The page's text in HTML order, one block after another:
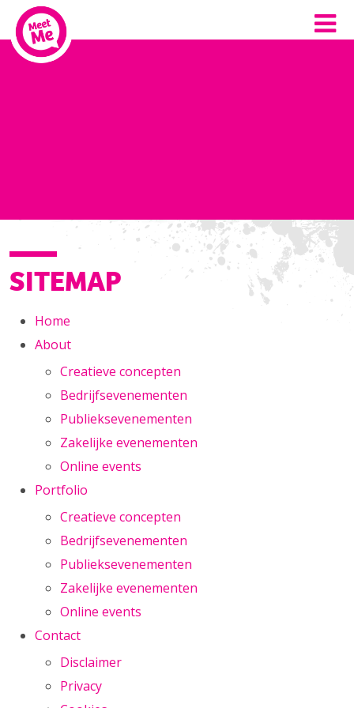
SITEMAP
Home
About
Creatieve concepten
Bedrijfsevenementen
Publieksevenementen
Zakelijke evenementen
Online events
Portfolio
Creatieve concepten
Bedrijfsevenementen
Publieksevenementen
Zakelijke evenementen
Online events
Contact
Disclaimer
Privacy